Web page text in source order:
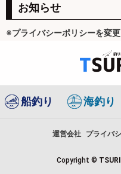
お知らせ
※プライバシーポリシーを変
船釣り 海釣り
運営会社 プライバ
Copyright ©